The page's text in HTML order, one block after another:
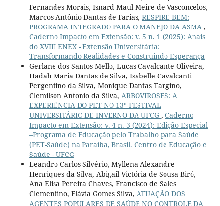
Fernandes Morais, Isnard Maul Meire de Vasconcelos,
Marcos Antônio Dantas de Farias, RESPIRE BEM:
PROGRAMA INTEGRADO PARA O MANEJO DA ASMA ,
Caderno Impacto em Extensão: v. 5 n. 1 (2025): Anais
do XVIII ENEX - Extensão Universitária:
Transformando Realidades e Construindo Esperança
Gerlane dos Santos Mello, Lucas Cavalcante Oliveira,
Hadah Maria Dantas de Silva, Isabelle Cavalcanti
Pergentino da Silva, Monique Dantas Targino,
Clemilson Antonio da Silva, ARBOVIROSES: A
EXPERIÊNCIA DO PET NO 13º FESTIVAL
UNIVERSITÁRIO DE INVERNO DA UFCG , Caderno
Impacto em Extensão: v. 4 n. 3 (2024): Edição Especial
–Programa de Educação pelo Trabalho para Saúde
(PET-Saúde) na Paraíba, Brasil. Centro de Educação e
Saúde - UFCG
Leandro Carlos Silvério, Myllena Alexandre
Henriques da Silva, Abigail Victória de Sousa Biró,
Ana Elisa Pereira Chaves, Francisco de Sales
Clementino, Flávia Gomes Silva, ATUAÇÃO DOS
AGENTES POPULARES DE SAÚDE NO CONTROLE DA